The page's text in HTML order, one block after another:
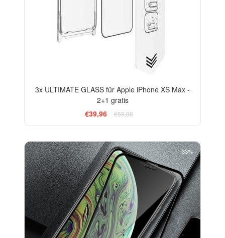
3x ULTIMATE GLASS für Apple iPhone XS Max -
2+1 gratis
€39,96
€59,88
-33%